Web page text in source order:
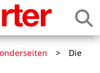
>
Die